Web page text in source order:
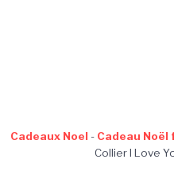
Cadeaux Noel - Cadeau Noël
Collier I Love